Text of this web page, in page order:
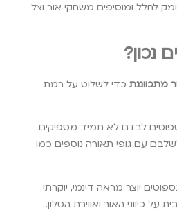
לחלל ומוסיפים משחקי אור וצל
נכון?
מתכווננת כדי לשלוט על רמת
לבדם לא תמיד מספיקים
עם גופי תאורה נוספים כמו
יוצר מראה דינמי, יוקרתי
כיווני האור ואווירת הסלון.